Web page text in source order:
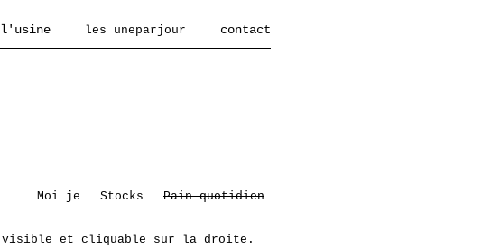
l'usine les uneparjour contact
Moi je Stocks Pain quotidien
visible et cliquable sur la droite.